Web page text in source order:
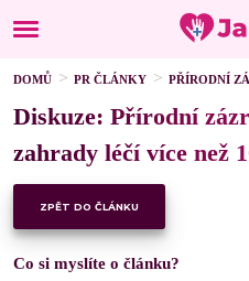
DOMŮ PR ČLÁNKY PŘÍRODNÍ
Diskuze: Přírodní
zahrady léčí více než
ZPĚT DO ČLÁNKU
Co si myslíte o článku?